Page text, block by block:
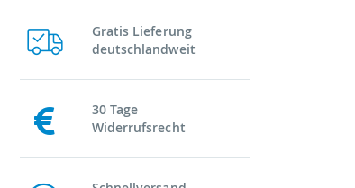
Gratis Lieferung
deutschlandweit
30 Tage
Widerrufsrecht